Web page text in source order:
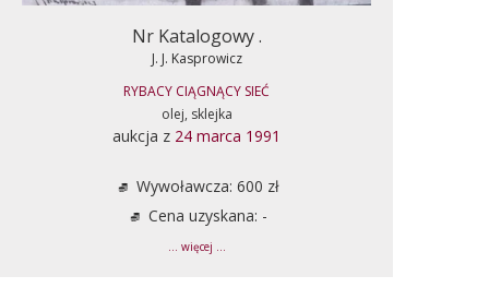
Nr Katalogowy .
J. J. Kasprowicz
RYBACY CIĄGNĄCY SIEĆ
olej, sklejka
aukcja z 24 marca 1991
Wywoławcza: 600 zł
Cena uzyskana: -
... więcej ...